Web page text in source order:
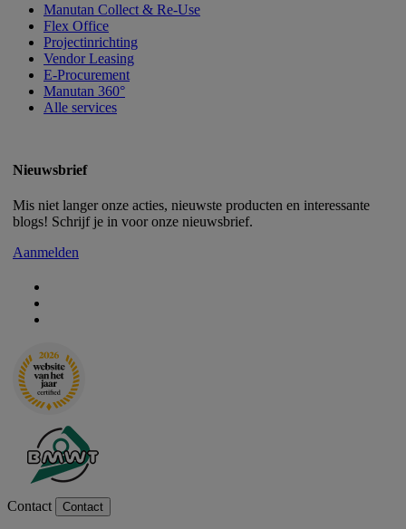
Manutan Collect & Re-Use
Flex Office
Projectinrichting
Vendor Leasing
E-Procurement
Manutan 360°
Alle services
Nieuwsbrief
Mis niet langer onze acties, nieuwste producten en interessante
blogs! Schrijf je in voor onze nieuwsbrief.
Aanmelden
Contact Contact